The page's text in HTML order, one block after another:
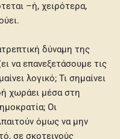
–ή, χειρότερα,
δύναμη της
να επανεξετάσουμε τις
λογικό; Τι σημαίνει
χωράει μέσα στη
Οι
όμως να μην
σε σκοτεινούς